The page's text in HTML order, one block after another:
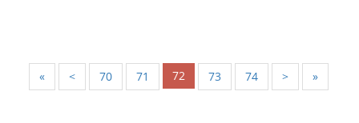
« < 70 71 72 73 74 > »